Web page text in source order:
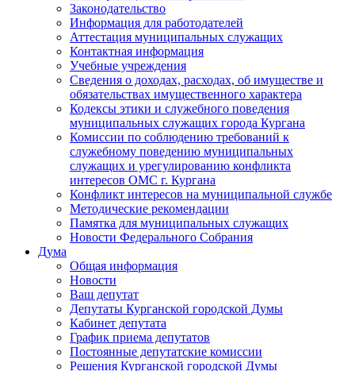
Законодательство
Информация для работодателей
Аттестация муниципальных служащих
Контактная информация
Учебные учреждения
Сведения о доходах, расходах, об имуществе и
обязательствах имущественного характера
Кодексы этики и служебного поведения
муниципальных служащих города Кургана
Комиссии по соблюдению требований к
служебному поведению муниципальных
служащих и урегулированию конфликта
интересов ОМС г. Кургана
Конфликт интересов на муниципальной службе
Методические рекомендации
Памятка для муниципальных служащих
Новости Федерального Cобрания
Дума
Общая информация
Новости
Ваш депутат
Депутаты Курганской городской Думы
Кабинет депутата
График приема депутатов
Постоянные депутатские комиссии
Решения Курганской городской Думы